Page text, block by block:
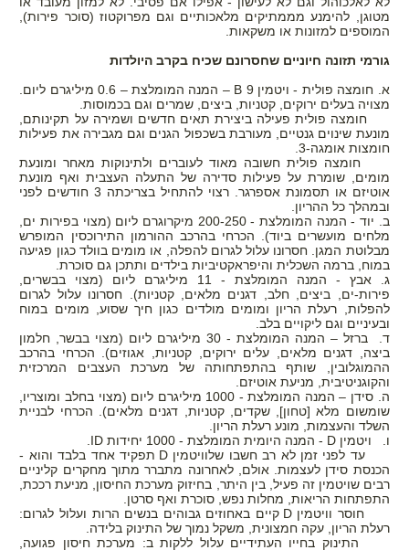
מטוגן, להימנע מממתיקים מלאכותיים וגם מפרוקטוז (סוכר פירות),
המוספים למזונות או משקאות.
גורמי תזונה חיוניים שחסרונם שכיח בקרב היולדות
א. חומצה פולית - ויטמין 9
B
– המנה המומלצת – 0.6 מיליגרם ליום.
מצויה בעלים ירוקים, קטניות, ביצים, שמרים וגם בכמוסות.
חומצה פולית פעילה ביצירת תאים חדשים ושמירה על תקינותם,
מונעת שינוים גנטיים, מעורבת בשכפול הגנים וגם מגבירה את פעילות
חומצות אומגה-3.
חומצה פולית חשובה מאוד לעוברים ולתינוקות מאחר ומונעת
מומים, שומרת על פעילות סדירה של התעלה העצבית ואף מונעת
אוטיזם או תסמונת אספרגר. רצוי להתחיל בצריכתה 3 חודשים לפני
ובמהלך כל ההריון.
ב. יוד - המנה המומלצת - 200-250 מיקרוגרם ליום (מצוי בפירות ים,
מלחים מועשרים ביוד). הכרחי בהרכב ההורמון התירוכסין המופרש
מבלוטת המגן. חסרונו עלול לגרום להפלה, או מומים בוולד כגון פגיעה
במוח, ברמה השכלית והיפראקטיביות בילדים ותתכן גם סוכרת.
ג. אבץ - המנה המומלצת - 11 מיליגרם ליום (מצוי בבשרים,
פירות-ים, ביצים, חלב, דגנים מלאים, קטניות). חסרונו עלול לגרום
להפלות, רעלת הריון ומומים מולדים כגון חיך שסוע, מומים במוח
ובעיניים וגם ליקויים בלב.
ד. ברזל – המנה המומלצת - 30 מיליגרם ליום (מצוי בבשר, חלמון
ביצה, דגנים מלאים, עלים ירוקים, קטניות, אגוזים). הכרחי בהרכב
ההמוגלובין, שותף בהתפתחותה של מערכת העצבים המרכזית
והקוגניטיבית, מניעת אוטיזם.
ה. סידן – המנה המומלצת - 1000 מיליגרם ליום (מצוי בחלב ומוצריו,
שומשום מלא [טחון], שקדים, קטניות, דגנים מלאים). הכרחי לבניית
השלד והעצמות, מונע רעלת הריון.
ו. ויטמין- D המנה היומית המומלצת - 1000 יחידות ID
.
עד לפני זמן לא רב חשבו שלוויטמיןD תפקיד אחד בלבד והוא -
הכנסת סידן לעצמות. אולם, לאחרונה מתברר מתוך מחקרים קליניים
רבים שויטמין זה פעיל, בין היתר, בחיזוק מערכת החיסון, מניעת רככת,
התפתחות הריאות, מחלות נפש, סוכרת ואף סרטן.
חוסר וויטמיןD קיים באחוזים גבוהים בנשים הרות ועלול לגרום:
רעלת הריון, עקה חמצונית, משקל נמוך של התינוק בלידה.
התינוק בחייו העתידיים עלול ללקות ב: מערכת חיסון פגועה,